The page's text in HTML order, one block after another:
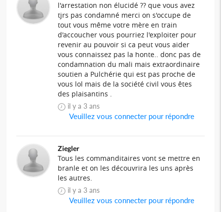
l'arrestation non élucidé ?? que vous avez
tjrs pas condamné merci on s'occupe de
tout vous même votre mère en train
d'accoucher vous pourriez l'exploiter pour
revenir au pouvoir si ca peut vous aider
vous connaissez pas la honte.. donc pas de
condamnation du mali mais extraordinaire
soutien a Pulchérie qui est pas proche de
vous lol mais de la société civil vous êtes
des plaisantins .
il y a 3 ans
Veuillez vous connecter pour répondre
Ziegler
Tous les commanditaires vont se mettre en
branle et on les découvrira les uns après
les autres.
il y a 3 ans
Veuillez vous connecter pour répondre